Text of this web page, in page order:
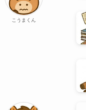
こうまくん